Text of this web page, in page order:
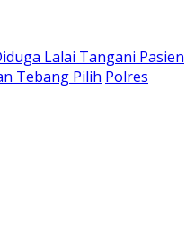
Lalai Tangani Pasien
Tebang Pilih Polres